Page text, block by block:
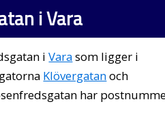
i Vara
iVarasom ligger i
Klövergatanoch
har